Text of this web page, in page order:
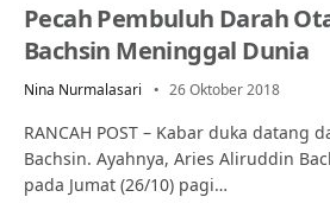
Pecah Pembuluh Darah
Bachsin Meninggal Dunia
Nina Nurmalasari 26 Oktober 2018
RANCAH POST – Kabar duka datang
Bachsin. Ayahnya, Aries Aliruddin
pada Jumat (26/10) pagi…